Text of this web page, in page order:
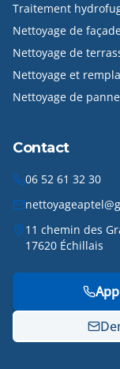
Traitement
Nettoyage de
Nettoyage de
Nettoyage et
Nettoyage de
Contact
06 52 61 32 30
11 chemin des
17620 Échillais